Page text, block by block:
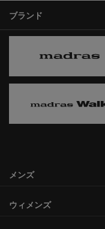
ブランド
メンズ
ウィメンズ